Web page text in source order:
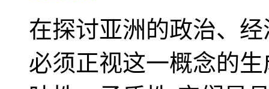
在探讨亚洲的政治、
必须正视这一概念的